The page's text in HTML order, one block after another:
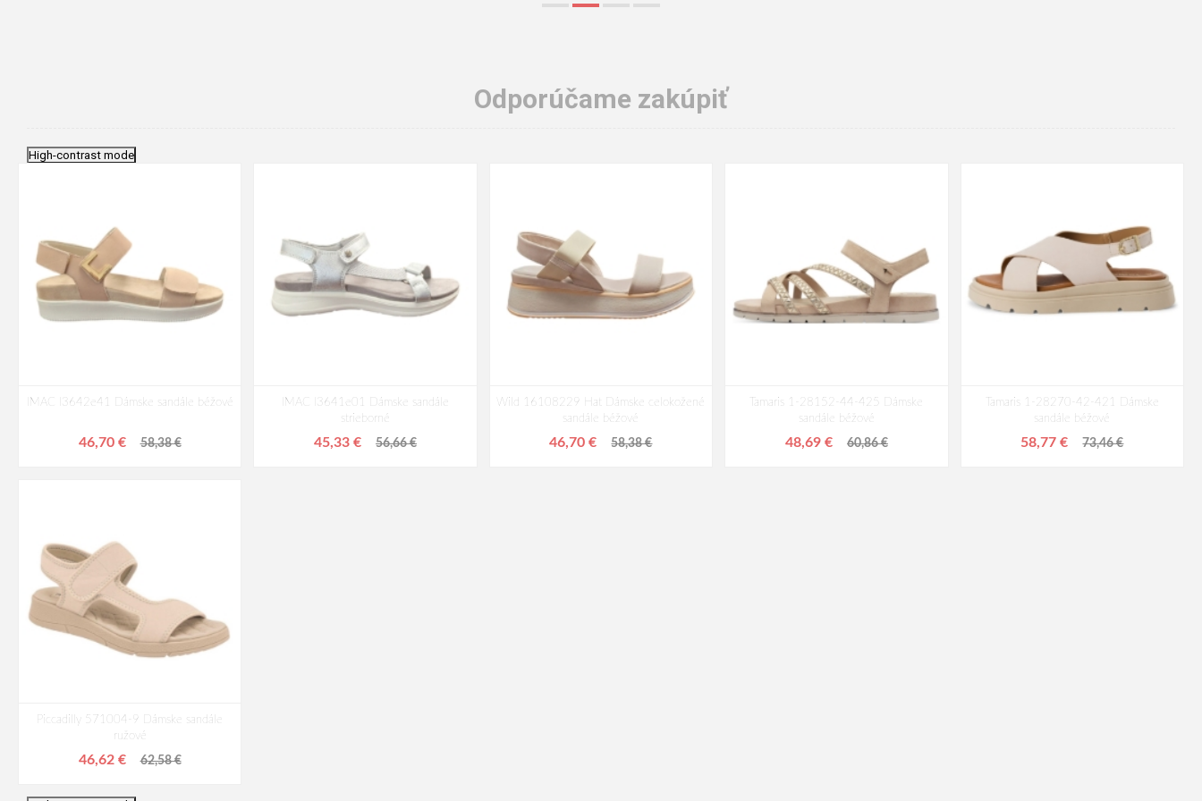
Odporúčame zakúpiť
High-contrast mode
IMAC I3642e41 Dámske sandále béžové
46,70 € 58,38 €
IMAC I3641e01 Dámske sandále
strieborné
45,33 € 56,66 €
Wild 16108229 Hat Dámske celokožené
sandále béžové
46,70 € 58,38 €
Tamaris 1-28152-44-425 Dámske
sandále béžové
48,69 € 60,86 €
Tamaris 1-28270-42-421 Dámske
sandále béžové
58,77 € 73,46 €
Piccadilly 571004-9 Dámske sandále
ružové
46,62 € 62,58 €